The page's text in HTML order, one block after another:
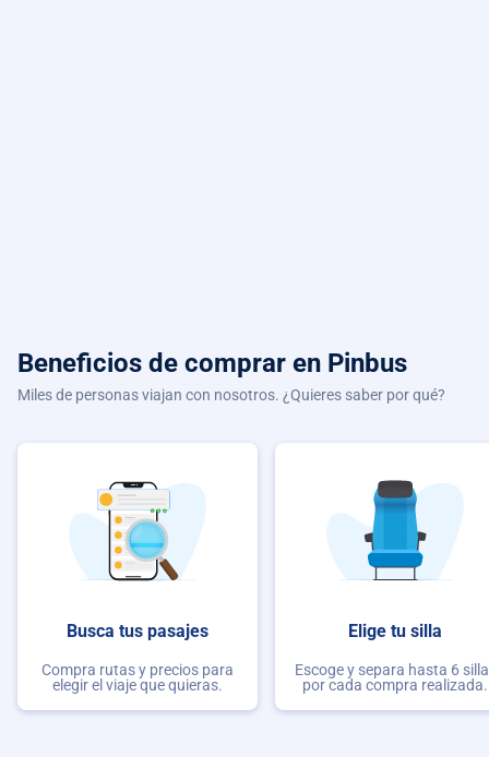
Beneficios de comprar en Pinbus
Miles de personas viajan con nosotros. ¿Quieres saber por qué?
Busca tus pasajes
Compra rutas y precios para
elegir el viaje que quieras.
Elige tu silla
Escoge y separa hasta 6
por cada compra realizada.